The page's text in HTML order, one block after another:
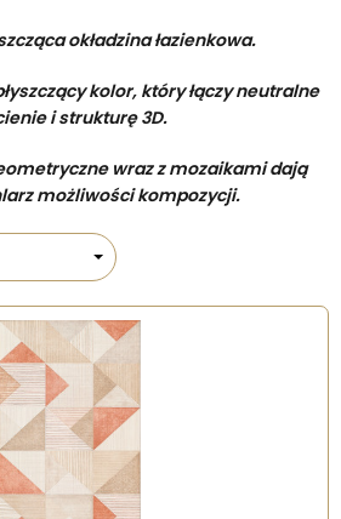
okładzina łazienkowa.
kolor, który łączy neutralne
i strukturę 3D.
wraz z mozaikami dają
możliwości kompozycji.